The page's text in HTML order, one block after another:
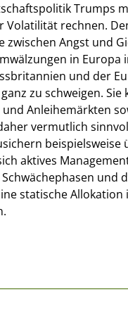
Trumps
rechnen.
Angst und
in Europa
und der
zu schweigen.
Anleihemärkten
vermutlich
beispielsweise
aktives
und
statische